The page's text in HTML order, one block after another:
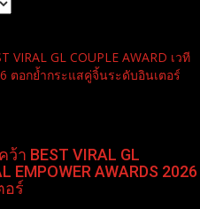
VIRAL GL COUPLE AWARD เวที
ตอกย้ำกระแสคู่จิ้นระดับอินเตอร์
า BEST VIRAL GL
EMPOWER AWARDS 2026
อร์